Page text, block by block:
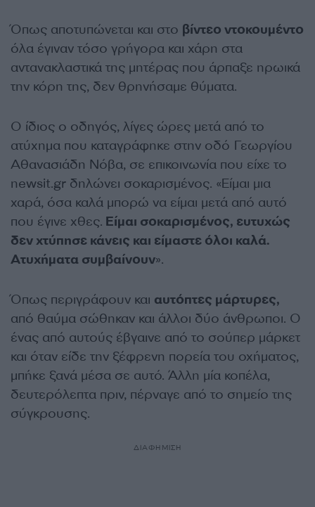
Όπως αποτυπώνεται και στο βίντεο ντοκουμέντο
όλα έγιναν τόσο γρήγορα και χάρη στα
αντανακλαστικά της μητέρας που άρπαξε ηρωικά
την κόρη της, δεν θρηνήσαμε θύματα.
Ο ίδιος ο οδηγός, λίγες ώρες μετά από το
ατύχημα που καταγράφηκε στην οδό Γεωργίου
Αθανασιάδη Νόβα, σε επικοινωνία που είχε το
newsit.gr δηλώνει σοκαρισμένος. «Είμαι μια
χαρά, όσα καλά μπορώ να είμαι μετά από αυτό
που έγινε χθες. Είμαι σοκαρισμένος, ευτυχώς
δεν χτύπησε κάνεις και είμαστε όλοι καλά.
Ατυχήματα συμβαίνουν».
Όπως περιγράφουν και αυτόπτες μάρτυρες,
από θαύμα σώθηκαν και άλλοι δύο άνθρωποι. Ο
ένας από αυτούς έβγαινε από το σούπερ μάρκετ
και όταν είδε την ξέφρενη πορεία του οχήματος,
μπήκε ξανά μέσα σε αυτό. Άλλη μία κοπέλα,
δευτερόλεπτα πριν, πέρναγε από το σημείο της
σύγκρουσης.
ΔΙΑΦΗΜΙΣΗ